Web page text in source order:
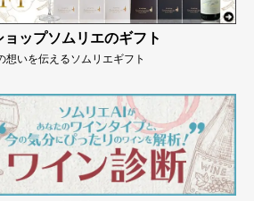
ョップソムリエのギフト
想いを伝えるソムリエギフト